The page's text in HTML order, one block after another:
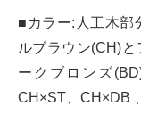
■カラー:人工木部
ルブラウン(CH)
ークブロンズ
CH×ST、CH×DB